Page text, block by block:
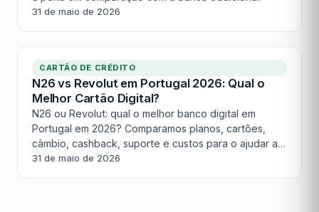
31 de maio de 2026
CARTÃO DE CRÉDITO
N26 vs Revolut em Portugal 2026: Qual o
Melhor Cartão Digital?
N26 ou Revolut: qual o melhor banco digital em
Portugal em 2026? Comparamos planos, cartões,
câmbio, cashback, suporte e custos para o ajudar a
decidir.
31 de maio de 2026